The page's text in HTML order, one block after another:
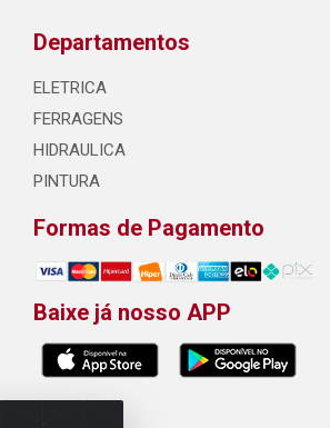
Departamentos
ELETRICA
FERRAGENS
HIDRAULICA
PINTURA
Formas de Pagamento
Baixe já nosso APP